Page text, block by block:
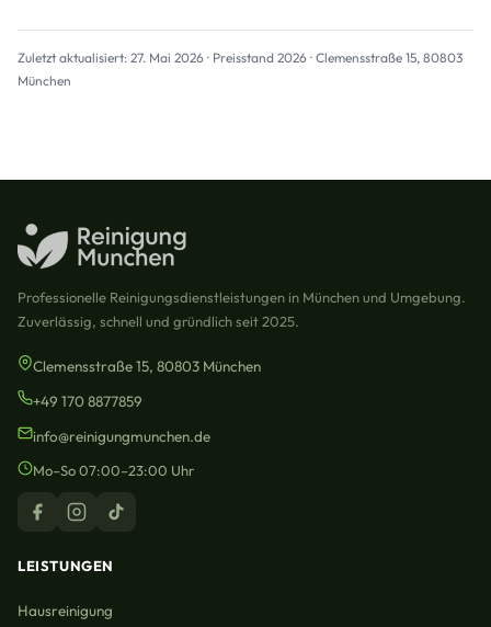
Zuletzt aktualisiert: 27. Mai 2026 · Preisstand 2026 · Clemensstraße 15, 80803
München
Professionelle Reinigungsdienstleistungen in München und Umgebung.
Zuverlässig, schnell und gründlich seit 2025.
Clemensstraße 15, 80803 München
+49 170 8877859
info@reinigungmunchen.de
Mo–So 07:00–23:00 Uhr
LEISTUNGEN
Hausreinigung